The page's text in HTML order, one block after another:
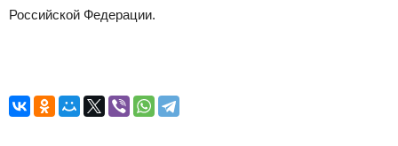
Российской Федерации.